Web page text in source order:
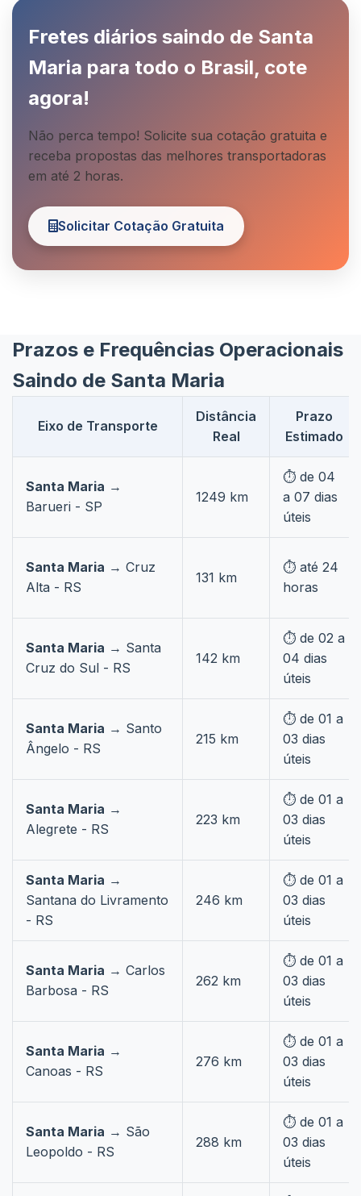
Fretes diários saindo de Santa
Maria para todo o Brasil, cote
agora!
Não perca tempo! Solicite sua cotação gratuita e
receba propostas das melhores transportadoras
em até 2 horas.
Solicitar Cotação Gratuita
Prazos e Frequências Operacionais
Saindo de Santa Maria
Eixo de Transporte
Distância
Real
Prazo
Estimado
Santa Maria →
Barueri - SP
1249 km
⏱️ de 04
a 07 dias
úteis
Santa Maria → Cruz
Alta - RS
131 km
⏱️ até 24
horas
Santa Maria → Santa
Cruz do Sul - RS
142 km
⏱️ de 02 a
04 dias
úteis
Santa Maria → Santo
Ângelo - RS
215 km
⏱️ de 01 a
03 dias
úteis
Santa Maria →
Alegrete - RS
223 km
⏱️ de 01 a
03 dias
úteis
Santa Maria →
Santana do Livramento
- RS
246 km
⏱️ de 01 a
03 dias
úteis
Santa Maria → Carlos
Barbosa - RS
262 km
⏱️ de 01 a
03 dias
úteis
Santa Maria →
Canoas - RS
276 km
⏱️ de 01 a
03 dias
úteis
Santa Maria → São
Leopoldo - RS
288 km
⏱️ de 01 a
03 dias
úteis